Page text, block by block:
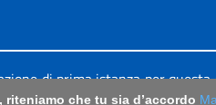
di prima istanza per questa
che tu sia d’accordo